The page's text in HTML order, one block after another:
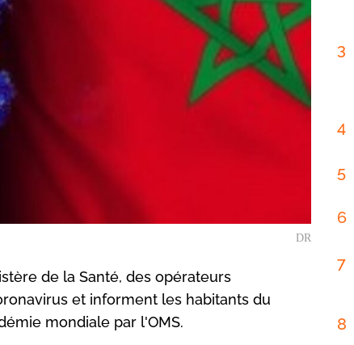
DR
de la Santé, des opérateurs
et informent les habitants du
mondiale par l'OMS.
3
4
5
6
7
8